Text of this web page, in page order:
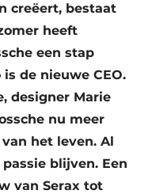
creëert, bestaat
heeft
een stap
de nieuwe CEO.
designer Marie
nu meer
het leven. Al
blijven. Een
van Serax tot